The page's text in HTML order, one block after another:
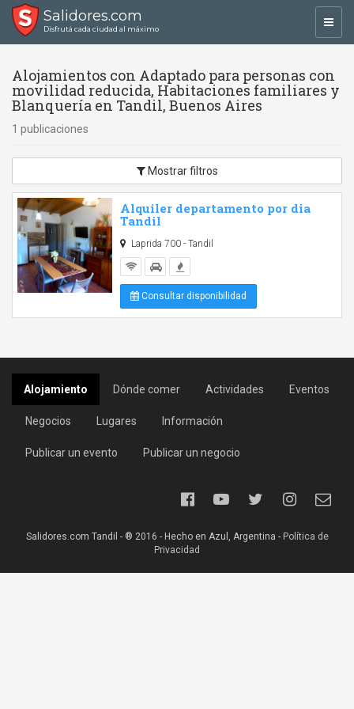
Salidores.com
Disfrutá cada ciudad al máximo
Alojamientos con Adaptado para personas con
movilidad reducida, Habitaciones familiares y
Blanquería en Tandil, Buenos Aires
1 publicaciones
Mostrar filtros
Alquiler departamento por dia
Tandil
Laprida 700 - Tandil
Consultar disponibilidad
Alojamiento Dónde comer Actividades Eventos
Negocios Lugares Información
Publicar un evento Publicar un negocio
Salidores.com Tandil - ® 2016 - Hecho en Azul, Argentina - Política de
Privacidad